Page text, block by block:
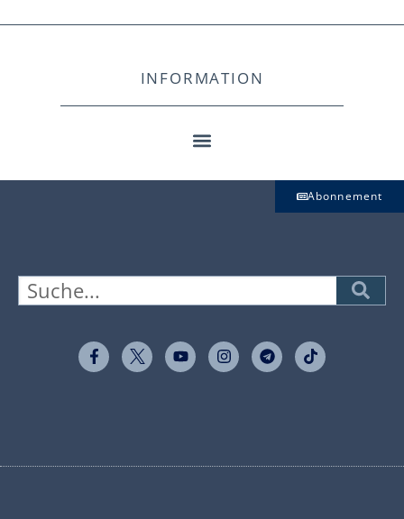
INFORMATION
Abonnement